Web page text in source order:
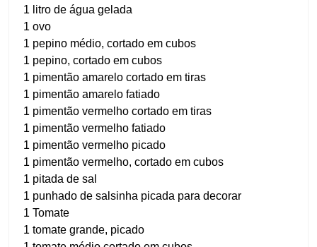
1 litro de água gelada
1 ovo
1 pepino médio, cortado em cubos
1 pepino, cortado em cubos
1 pimentão amarelo cortado em tiras
1 pimentão amarelo fatiado
1 pimentão vermelho cortado em tiras
1 pimentão vermelho fatiado
1 pimentão vermelho picado
1 pimentão vermelho, cortado em cubos
1 pitada de sal
1 punhado de salsinha picada para decorar
1 Tomate
1 tomate grande, picado